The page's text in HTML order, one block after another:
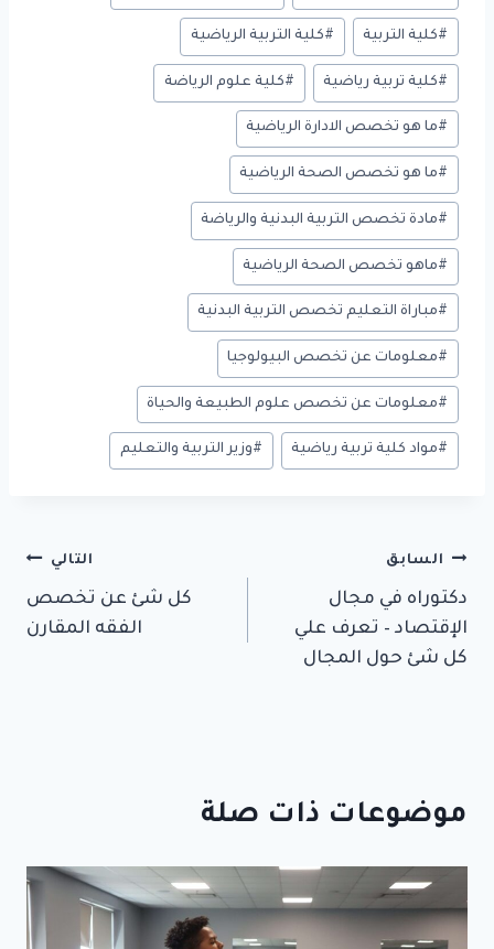
#كلية التربية #كلية التربية الرياضية
#كلية تربية رياضية #كلية علوم الرياضة
#ما هو تخصص الادارة الرياضية
#ما هو تخصص الصحة الرياضية
#مادة تخصص التربية البدنية والرياضة
#ماهو تخصص الصحة الرياضية
#مباراة التعليم تخصص التربية البدنية
#معلومات عن تخصص البيولوجيا
#معلومات عن تخصص علوم الطبيعة والحياة
#مواد كلية تربية رياضية #وزير التربية والتعليم
تصفّح
المقالات
السابق
دكتوراه في مجال
الإقتصاد – تعرف علي
كل شئ حول المجال
التالي
كل شئ عن تخصص
الفقه المقارن
موضوعات ذات صلة